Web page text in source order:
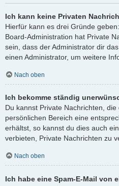
Ich kann keine Privaten
Hierfür kann es drei Gründe
Board-Administration hat Private
sein, dass der Administrator dir
einen Administrator, um weitere
Nach oben
Ich bekomme ständig
Du kannst Private Nachrichten,
persönlichen Bereich eine
erhältst, so kannst du dies auch
verbieten, Private Nachrichten zu
Nach oben
Ich habe eine Spam-E-Mail von